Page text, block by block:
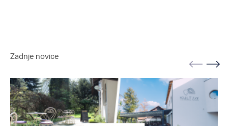
Zadnje novice